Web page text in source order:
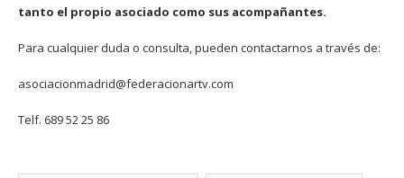
tanto el propio asociado como sus acompañantes.
Para cualquier duda o consulta, pueden contactarnos a través de:
asociacionmadrid@federacionartv.com
Telf. 689 52 25 86